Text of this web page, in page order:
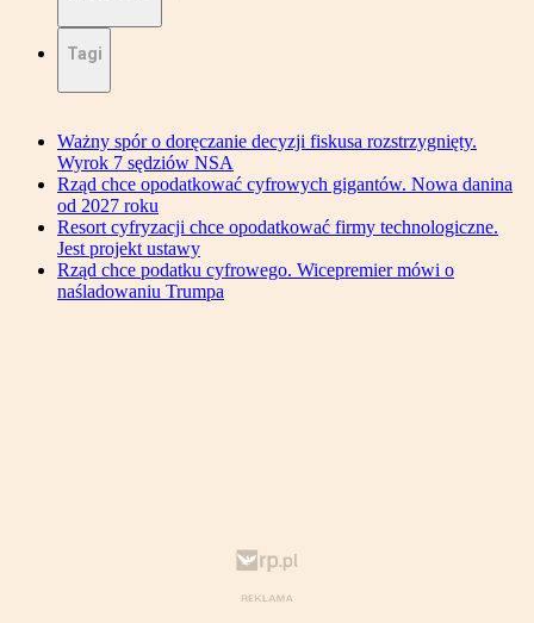
Tagi
Ważny spór o doręczanie decyzji fiskusa rozstrzygnięty.
Wyrok 7 sędziów NSA
Rząd chce opodatkować cyfrowych gigantów. Nowa danina
od 2027 roku
Resort cyfryzacji chce opodatkować firmy technologiczne.
Jest projekt ustawy
Rząd chce podatku cyfrowego. Wicepremier mówi o
naśladowaniu Trumpa